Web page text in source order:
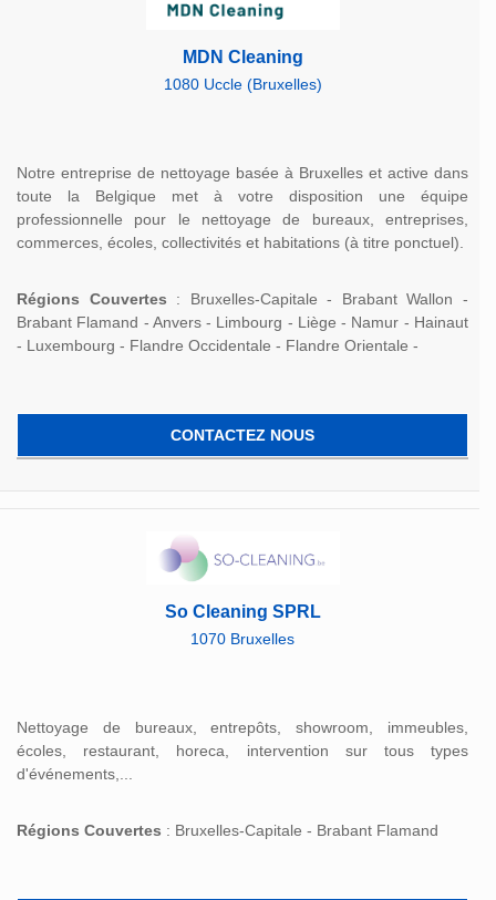
MDN Cleaning
1080 Uccle (Bruxelles)
Notre entreprise de nettoyage basée à Bruxelles et active dans
toute la Belgique met à votre disposition une équipe
professionnelle pour le nettoyage de bureaux, entreprises,
commerces, écoles, collectivités et habitations (à titre ponctuel).
Régions Couvertes : Bruxelles-Capitale - Brabant Wallon -
Brabant Flamand - Anvers - Limbourg - Liège - Namur - Hainaut
- Luxembourg - Flandre Occidentale - Flandre Orientale -
CONTACTEZ NOUS
So Cleaning SPRL
1070 Bruxelles
Nettoyage de bureaux, entrepôts, showroom, immeubles,
écoles, restaurant, horeca, intervention sur tous types
d'événements,...
Régions Couvertes : Bruxelles-Capitale - Brabant Flamand